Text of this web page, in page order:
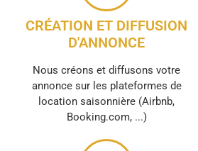
CRÉATION ET DIFFUSION
D'ANNONCE
Nous créons et diffusons votre
annonce sur les plateformes de
location saisonnière (Airbnb,
Booking.com, ...)